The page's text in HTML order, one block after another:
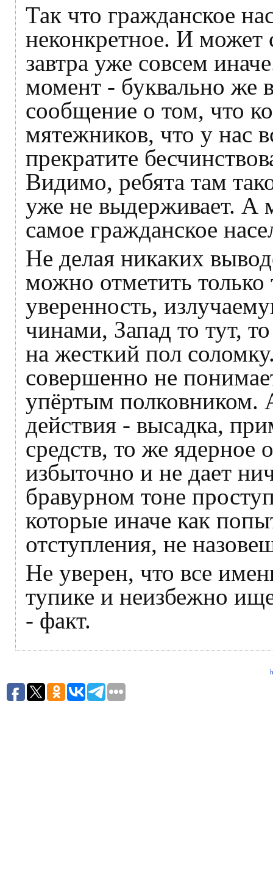
Так что гражданское
неконкретное. И может
завтра уже совсем
момент - буквально же
сообщение о том, что
мятежников, что у нас
прекратите
Видимо, ребята там
уже не выдерживает. А
самое гражданское
Не делая никаких
можно отметить только
уверенность,
чинами, Запад то тут,
на жесткий пол
совершенно не
упёртым полковником.
действия - высадка,
средств, то же ядерное
избыточно и не дает
бравурном тоне
которые иначе как
отступления, не
Не уверен, что все
тупике и неизбежно
- факт.